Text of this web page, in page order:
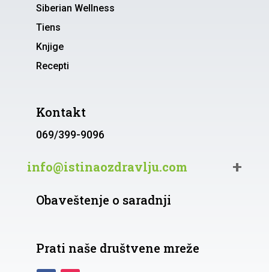
Siberian Wellness
Tiens
Knjige
Recepti
Kontakt
069/399-9096
info@istinaozdravlju.com
Obaveštenje o saradnji
Prati naše društvene mreže